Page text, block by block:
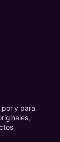
por y para